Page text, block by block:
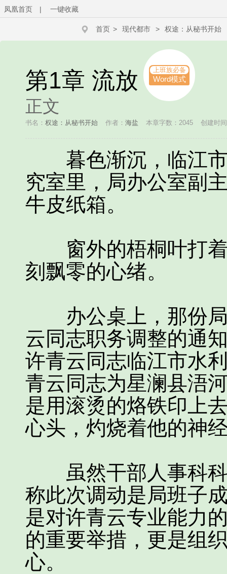
凤凰首页 | 一键收藏
首页 > 现代都市 > 权途：从秘书开始
第1章 流放 上班族必备
Word模式
正文
书名： 权途：从秘书开始 作者： 海盐 本章字数：2045 创建时
暮色渐沉，临江市
究室里，局办公室副
牛皮纸箱。
窗外的梧桐叶打着
刻飘零的心绪。
办公桌上，那份局
云同志职务调整的通
许青云同志临江市水
青云同志为星澜县浯
是用滚烫的烙铁印上
心头，灼烧着他的神
虽然干部人事科科
称此次调动是局班子
是对许青云专业能力
的重要举措，更是组
心。